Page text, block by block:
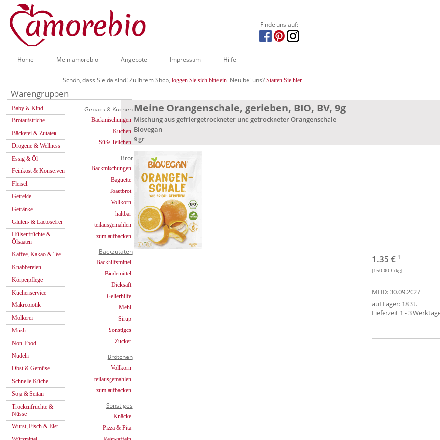
Finde uns auf:
Home Mein amorebio Angebote Impressum Hilfe
Schön, dass Sie da sind! Zu Ihrem Shop, loggen Sie sich bitte ein. Neu bei uns? Starten Sie hier.
Warengruppen
Baby & Kind
Brotaufstriche
Bäckerei & Zutaten
Drogerie & Wellness
Essig & Öl
Feinkost & Konserven
Fleisch
Getreide
Getränke
Gluten- & Lactosefrei
Hülsenfrüchte &
Ölsaaten
Kaffee, Kakao & Tee
Knabbereien
Körperpflege
Küchenservice
Makrobiotik
Molkerei
Müsli
Non-Food
Nudeln
Obst & Gemüse
Schnelle Küche
Soja & Seitan
Trockenfrüchte &
Nüsse
Wurst, Fisch & Eier
Gebäck & Kuchen
Backmischungen
Kuchen
Süße Teilchen
Brot
Backmischungen
Baguette
Toastbrot
Vollkorn
haltbar
teilausgemahlen
zum aufbacken
Backzutaten
Backhilfsmittel
Bindemittel
Dicksaft
Gelierhilfe
Mehl
Sirup
Sonstiges
Zucker
Brötchen
Vollkorn
teilausgemahlen
zum aufbacken
Sonstiges
Knäcke
Pizza & Pita
Meine Orangenschale, gerieben, BIO, BV, 9g
Mischung aus gefriergetrockneter und getrockneter Orangenschale
Biovegan
9 gr
1.35 € 1
[150.00 €/kg]
MHD: 30.09.2027
auf Lager: 18 St.
Lieferzeit 1 - 3